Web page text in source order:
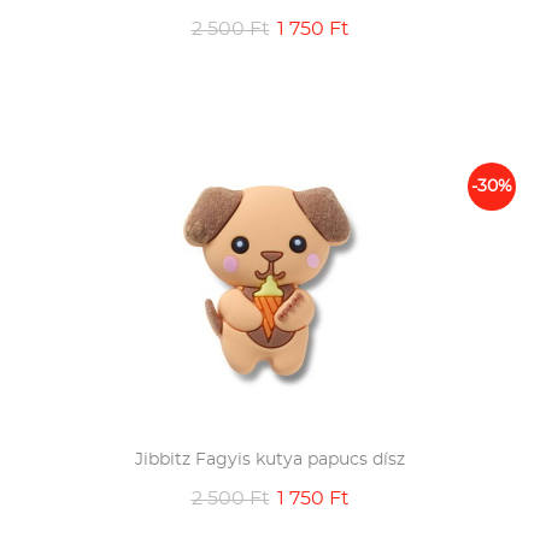
2 500 Ft 1 750 Ft
-30%
Jibbitz Fagyis kutya papucs dísz
2 500 Ft 1 750 Ft